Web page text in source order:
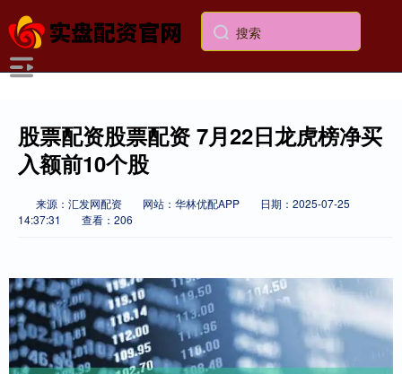
股票配资股票配资 7月22日龙虎榜净买
入额前10个股
来源：汇发网配资 网站：华林优配APP
日期：2025-07-25
14:37:31
查看：206